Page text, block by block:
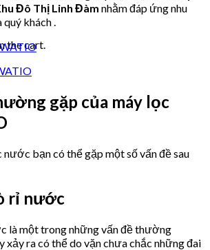
the cart.
Đô Thị Linh Đàm nhằm đáp ứng nhu
quý khách .
gặp của máy lọc
nước bạn có thể gặp một số vấn đề sau
rỉ nước
là một trong những vấn đề thường
xảy ra có thể do vặn chưa chắc những đai